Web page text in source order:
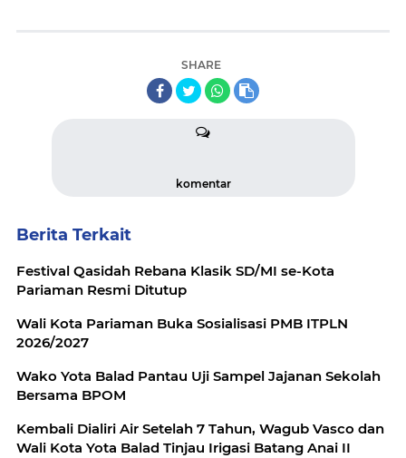
SHARE
komentar
Berita Terkait
Festival Qasidah Rebana Klasik SD/MI se-Kota
Pariaman Resmi Ditutup
Wali Kota Pariaman Buka Sosialisasi PMB ITPLN
2026/2027
Wako Yota Balad Pantau Uji Sampel Jajanan Sekolah
Bersama BPOM
Kembali Dialiri Air Setelah 7 Tahun, Wagub Vasco dan
Wali Kota Yota Balad Tinjau Irigasi Batang Anai II